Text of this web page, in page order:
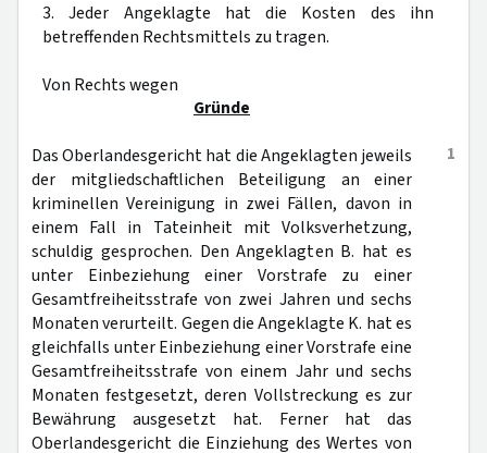
3. Jeder Angeklagte hat die Kosten des ihn
betreffenden Rechtsmittels zu tragen.
Von Rechts wegen
Gründe
1
Das Oberlandesgericht hat die Angeklagten jeweils
der mitgliedschaftlichen Beteiligung an einer
kriminellen Vereinigung in zwei Fällen, davon in
einem Fall in Tateinheit mit Volksverhetzung,
schuldig gesprochen. Den Angeklagten B. hat es
unter Einbeziehung einer Vorstrafe zu einer
Gesamtfreiheitsstrafe von zwei Jahren und sechs
Monaten verurteilt. Gegen die Angeklagte K. hat es
gleichfalls unter Einbeziehung einer Vorstrafe eine
Gesamtfreiheitsstrafe von einem Jahr und sechs
Monaten festgesetzt, deren Vollstreckung es zur
Bewährung ausgesetzt hat. Ferner hat das
Oberlandesgericht die Einziehung des Wertes von